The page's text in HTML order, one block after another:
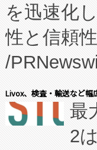
従来のフ
に、患者
キー方式
す。
患者にと
のアクセ
を迅速化
性と信頼
/
会社エー
President
ードする
Livox、検査・輸送など幅
最
2